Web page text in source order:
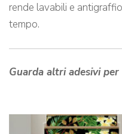
rende lavabili e
tempo.
Guarda altri adesivi per